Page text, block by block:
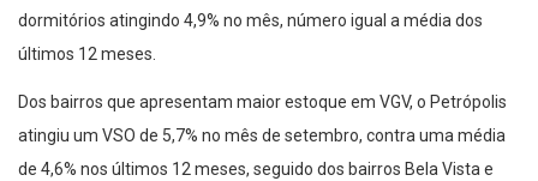
dormitórios atingindo 4,9% no mês, número igual a média dos
últimos 12 meses.
Dos bairros que apresentam maior estoque em VGV, o Petrópolis
atingiu um VSO de 5,7% no mês de setembro, contra uma média
de 4,6% nos últimos 12 meses, seguido dos bairros Bela Vista e